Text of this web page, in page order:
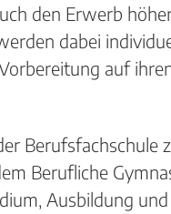
den Erwerb
dabei
auf
Berufsfachschule
Berufliche
Ausbildung und